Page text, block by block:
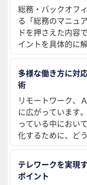
総務・バックオフ
る「総務のマニュ
ドを押さえた内容
イントを具体的に
多様な働き方に対
術
リモートワーク、
に広がっています
っている中におい
化するために、ど
テレワークを実現
ポイント